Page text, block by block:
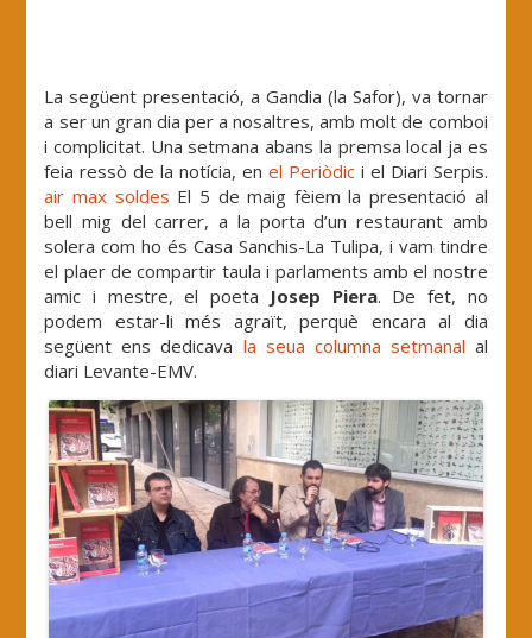
La següent presentació, a Gandia (la Safor), va tornar
a ser un gran dia per a nosaltres, amb molt de comboi
i complicitat. Una setmana abans la premsa local ja es
feia ressò de la notícia, en el Periòdici el Diari Serpis.
air max soldes El 5 de maig fèiem la presentació al
bell mig del carrer, a la porta d’un restaurant amb
solera com ho és Casa Sanchis-La Tulipa, i vam tindre
el plaer de compartir taula i parlaments amb el nostre
amic i mestre, el poeta Josep Piera. De fet, no
podem estar-li més agraït, perquè encara al dia
següent ens dedicava la seua columna setmanal al
diari Levante-EMV.